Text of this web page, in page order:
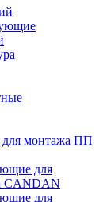
монтажа ПП
для
CANDAN
для